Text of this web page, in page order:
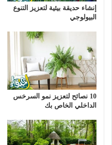
إنشاء حديقة بيئية لتعزيز التنوع
البيولوجي
10 نصائح لتعزيز نمو السرخس
الداخلي الخاص بك